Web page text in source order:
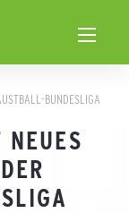
BUNDESLIGA